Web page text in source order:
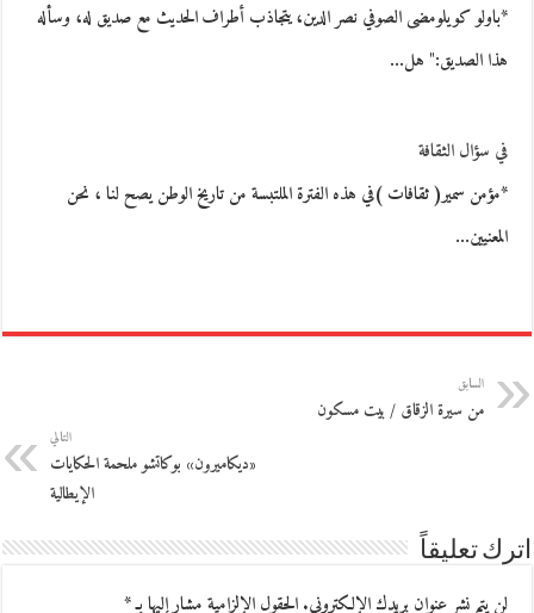
*باولو كويلومضى الصوفي نصر الدين، يتجاذب أطراف الحديث مع صديق له، وسأله
هذا الصديق:" هل…
في سؤال الثقافة
*مؤمن سمير( ثقافات )في هذه الفترة الملتبسة من تاريخ الوطن يصح لنا ، نحن
المعنيين…
السابق
من سيرة الزقاق / بيت مسكون
التالي
«ديكاميرون» بوكاتشو ملحمة الحكايات
الإيطالية
اترك تعليقاً
لن يتم نشر عنوان بريدك الإلكتروني.الحقول الإلزامية مشار إليها بـ*